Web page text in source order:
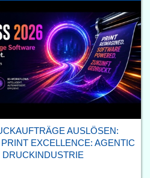
AUSLÖSEN:
EXCELLENCE: AGENTIC
DRUCKINDUSTRIE